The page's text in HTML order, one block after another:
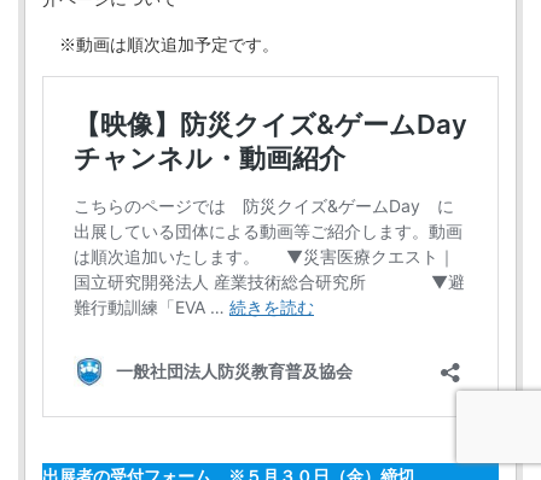
※動画は順次追加予定です。